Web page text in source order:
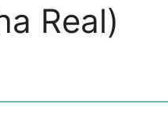
Real)